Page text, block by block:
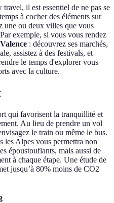
il est essentiel de ne pas se
à cocher des éléments sur
une ou deux villes que vous
exemple, si vous vous rendez
Valence : découvrez ses marchés,
assistez à des festivals, et
le temps d'explorer vous
avec la culture.
qui favorisent la tranquillité et
Au lieu de prendre un vol
le train ou même le bus.
les Alpes vous permettra non
époustouflants, mais aussi de
à chaque étape. Une étude de
jusqu’à 80% moins de CO2